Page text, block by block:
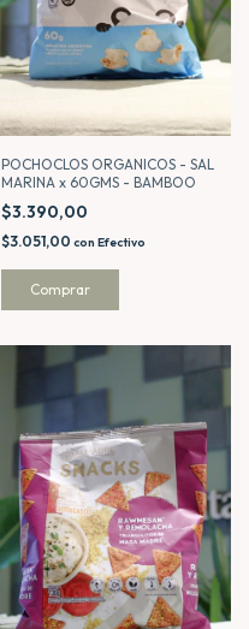
POCHOCLOS ORGANICOS - SAL
MARINA x 60GMS - BAMBOO
$3.390,00
$3.051,00 con Efectivo